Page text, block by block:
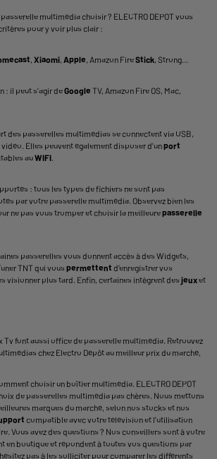
multimédia choisir ? ELECTRO DEPOT vous
pour y voir plus clair :
, Xiaomi, Apple, Amazon FireStick, Strong…
: il peut s’agir deGoogle TV, Amazon Fire OS, Mac,
des passerelles multimédias se connectent via USB,
vidéo. Elles peuvent également disposer d’unport
auWIFI.
: tous les types de fichiers ne sont pas
par votre passerelle multimédia. Observez bien les
ne pas vous tromper et choisir la meilleurepasserelle
passerelles vous donnent accès à des Widgets,
TNT qui vous permettent d’enregistrer vos
visionner plus tard. Enfin, certaines intègrent des jeuxet
Tv font aussi office de passerelle multimédia. Retrouvez
chez Electro Dépôt au meilleur prix du marché,
choisir un boîtier multimédia. ELECTRO DEPOT
de passerelles multimédia pas chères. Nous mettons
marques du marché, selon nos stocks et nos
compatible avec votre télévision et l’utilisation
Vous avez des questions ? Nos conseillers sont à votre
en boutique et répondent à toutes vos questions par
pas à les solliciter pour comparer les différents